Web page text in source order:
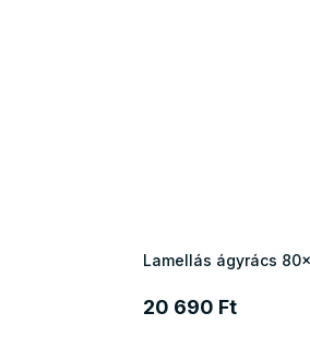
Lamellás ágyrács
20 690 Ft